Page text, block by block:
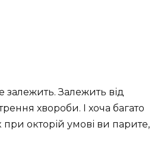
залежить. Залежить від
хвороби. І хоча багато
окторій умові ви парите,